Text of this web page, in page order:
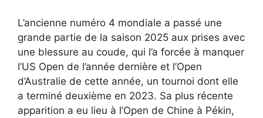
L’ancienne numéro 4 mondiale a passé une
grande partie de la saison 2025 aux prises avec
une blessure au coude, qui l’a forcée à manquer
l’US Open de l’année dernière et l’Open
d’Australie de cette année, un tournoi dont elle
a terminé deuxième en 2023. Sa plus récente
apparition a eu lieu à l’Open de Chine à Pékin,